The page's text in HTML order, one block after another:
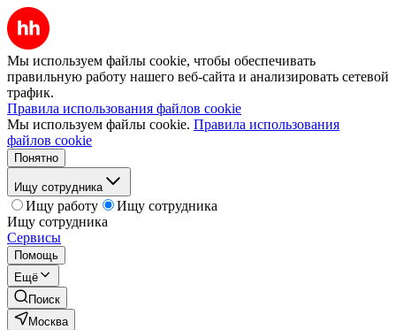
Мы используем файлы cookie, чтобы обеспечивать
правильную работу нашего веб-сайта и анализировать сетевой
трафик.
Правила использования файлов cookie
Мы используем файлы cookie. Правила использования
файлов cookie
Понятно
Ищу сотрудника
Ищу работу
Ищу сотрудника
Ищу сотрудника
Сервисы
Помощь
Ещё
Поиск
Москва